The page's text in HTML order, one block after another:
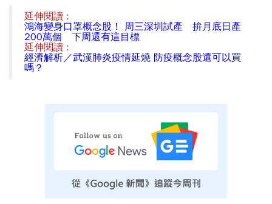
延伸閱讀 :
鴻海變身口罩概念股！ 周三深圳試產 拚月底日產
200萬個 下周還有這目標
延伸閱讀 :
經濟解析／武漢肺炎疫情延燒 防疫概念股還可以買
嗎？